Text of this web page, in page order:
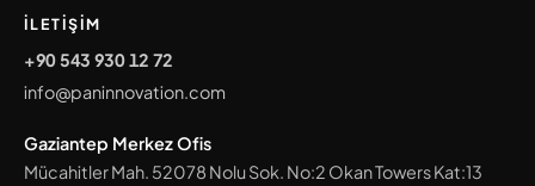
İLETIŞIM
+90 543 930 12 72
info@paninnovation.com
Gaziantep Merkez Ofis
Mücahitler Mah. 52078 Nolu Sok. No:2 Okan Towers Kat:13